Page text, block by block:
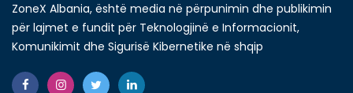
ZoneX Albania, është media në përpunimin dhe publikimin
për lajmet e fundit për Teknologjinë e Informacionit,
Komunikimit dhe Sigurisë Kibernetike në shqip